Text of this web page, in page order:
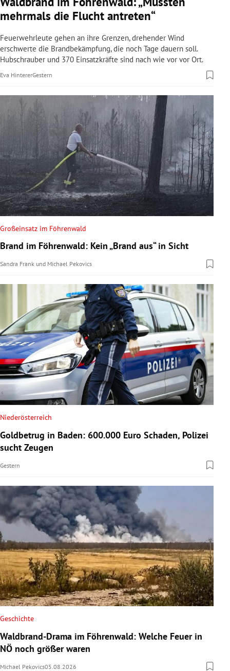
mehrmals die Flucht antreten“
Feuerwehrleute gehen an ihre Grenzen, drehender Wind
erschwerte die Brandbekämpfung, die noch Tage dauern soll.
Hubschrauber und 370 Einsatzkräfte sind nach wie vor vor Ort.
Eva HintererGestern
Großeinsatz im Föhrenwald
Brand im Föhrenwald: Kein „Brand aus“ in Sicht
Sandra Frank und Michael Pekovics
Niederösterreich
Goldbetrug in Baden: 600.000 Euro Schaden, Polizei
sucht Zeugen
Gestern
Geschichte
Waldbrand-Drama im Föhrenwald: Welche Feuer in
NÖ noch größer waren
Michael Pekovics05.08.2026